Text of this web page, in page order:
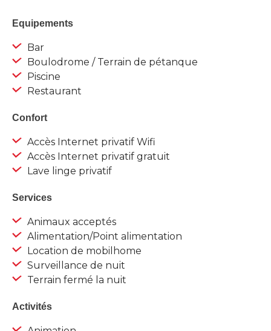
Equipements
Bar
Boulodrome / Terrain de pétanque
Piscine
Restaurant
Confort
Accès Internet privatif Wifi
Accès Internet privatif gratuit
Lave linge privatif
Services
Animaux acceptés
Alimentation/Point alimentation
Location de mobilhome
Surveillance de nuit
Terrain fermé la nuit
Activités